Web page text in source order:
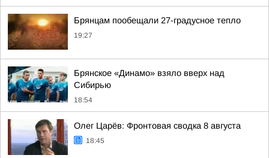
Брянцам пообещали 27-градусное тепло
19:27
Брянское «Динамо» взяло вверх над
Сибирью
18:54
Олег Царёв: Фронтовая сводка 8 августа
18:45